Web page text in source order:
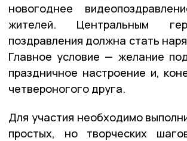
новогоднее
жителей. Центральным
поздравления должна стать
Главное условие — желание
праздничное настроение и,
четвероногого друга.
Для участия необходимо
простых, но творческих